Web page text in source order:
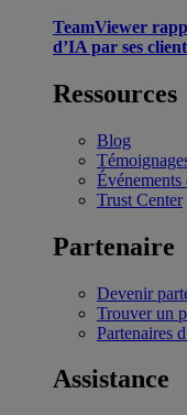
TeamViewer
d’IA par ses
Ressources
Blog
Trust Center
Partenaire
Devenir
Trouver un
Partenaires
Assistance